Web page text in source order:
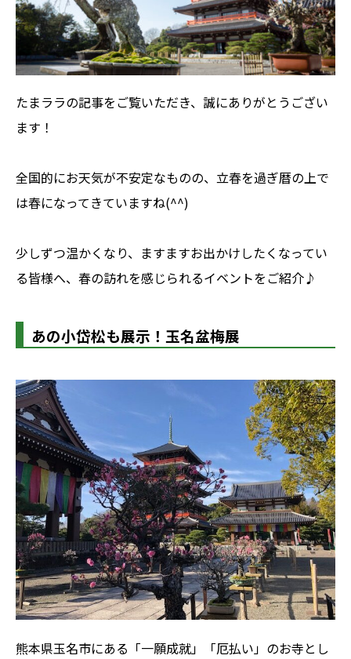
たまララの記事をご覧いただき、誠にありがとうござい
ます！
全国的にお天気が不安定なものの、立春を過ぎ暦の上で
は春になってきていますね(^^)
少しずつ温かくなり、ますますお出かけしたくなってい
る皆様へ、春の訪れを感じられるイベントをご紹介♪
あの小岱松も展示！玉名盆梅展
熊本県玉名市にある「一願成就」「厄払い」のお寺とし